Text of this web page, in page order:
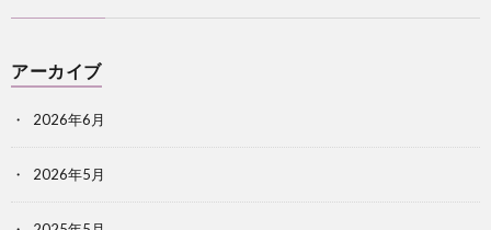
アーカイブ
2026年6月
2026年5月